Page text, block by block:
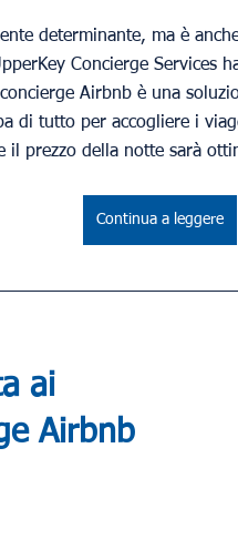
determinante, ma è
Concierge Services
Airbnb è una
di tutto per accogliere i
il prezzo della notte sarà
Continua a leggere
ai
Airbnb